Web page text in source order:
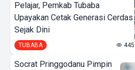
Pelajar, Pemkab Tubaba
Upayakan Cetak Generasi Cerdas
Sejak Dini
TUBABA 445
Socrat Pringgodanu Pimpin